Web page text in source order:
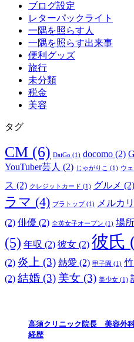
ブログ設定
レターパックライト
一隅を照らす人
一隅を照らす出来事
便利グッズ
旅行
未分類
税金
美容
タグ
CM (6) DaiGo (1) docomo (2)
YouTuber芸人 (2) じゃがりこ (1) ウ
ス (2) クレジットカード (1) グルメ (2)
ラマ (4) ブラトップ(1) メルカリ
(2) 俳優 (2) 全英女子オープン (1) 場所
(5) 年収 (2) 彼女 (2) 彼氏
(2) 炎上 (3) 熱愛 (2) 甲子園 (1)
(2) 結婚 (3) 美女 (3) 美少女 (1)
高須クリニック院長 美容外
経歴